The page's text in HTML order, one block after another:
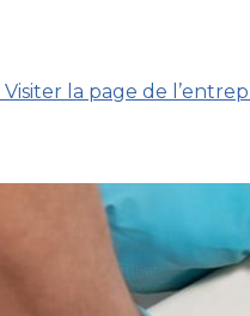
Visiter la page de